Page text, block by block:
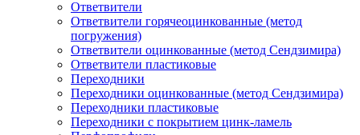
Ответвители
Ответвители горячеоцинкованные (метод
погружения)
Ответвители оцинкованные (метод Сендзимира)
Ответвители пластиковые
Переходники
Переходники оцинкованные (метод Сендзимира)
Переходники пластиковые
Переходники с покрытием цинк-ламель